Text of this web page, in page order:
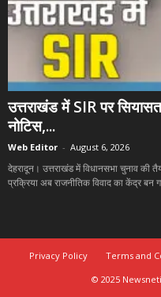
उत्तराखंड में SIR पर
नोटिस,...
Web Editor - August 6, 2026
देहरादून। उत्तराखंड में विधानसभा चुनाव की
प्रक्रिया अब राजनीतिक विवाद का केंद्र बन
Privacy Policy Terms and
© 2025